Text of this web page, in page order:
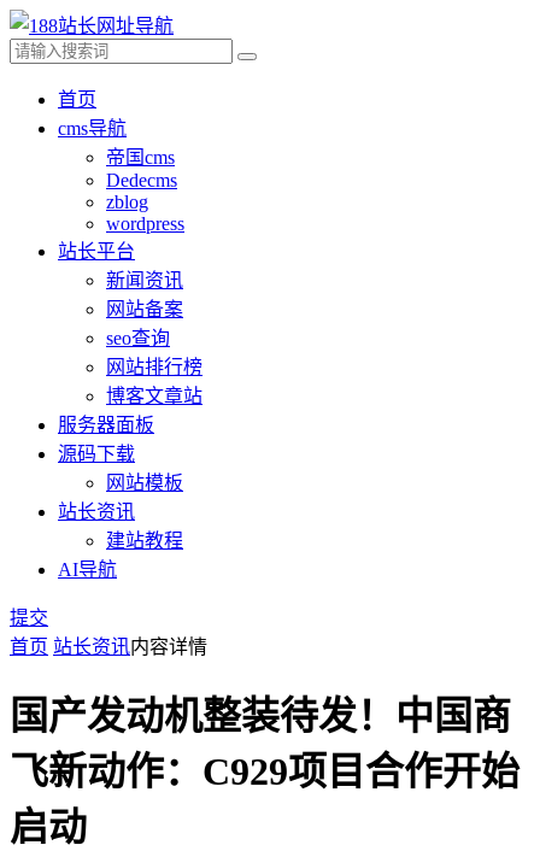
首页
cms导航
帝国cms
Dedecms
zblog
wordpress
站长平台
新闻资讯
网站备案
seo查询
网站排行榜
博客文章站
服务器面板
源码下载
网站模板
站长资讯
建站教程
AI导航
提交
首页 站长资讯内容详情
国产发动机整装待发！中国商
飞新动作：C929项目合作开始
启动